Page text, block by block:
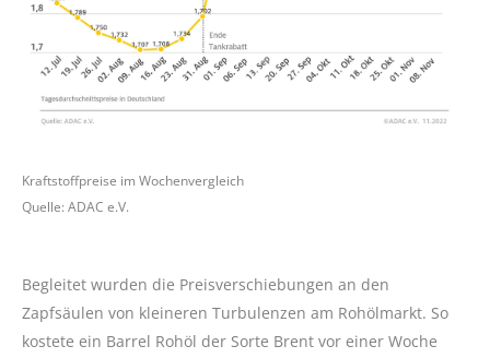
Kraftstoffpreise im Wochenvergleich
Quelle: ADAC e.V.
Begleitet wurden die Preisverschiebungen an den
Zapfsäulen von kleineren Turbulenzen am Rohölmarkt. So
kostete ein Barrel Rohöl der Sorte Brent vor einer Woche